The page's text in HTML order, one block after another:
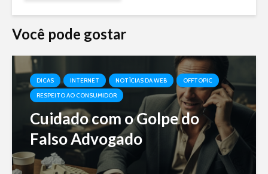
Você pode gostar
DICAS INTERNET NOTÍCIAS DA WEB
OFFTOPIC
RESPEITO AO CONSUMIDOR
Cuidado com o Golpe do
Falso Advogado